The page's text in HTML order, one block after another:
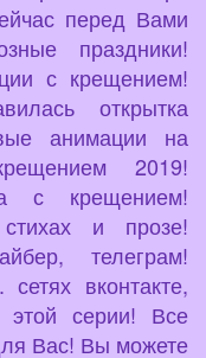
перед Вами
праздники!
с крещением!
открытка
анимации на
2019!
с крещением!
и прозе!
телеграм!
вконтакте,
этой серии! Все
Вас! Вы можете